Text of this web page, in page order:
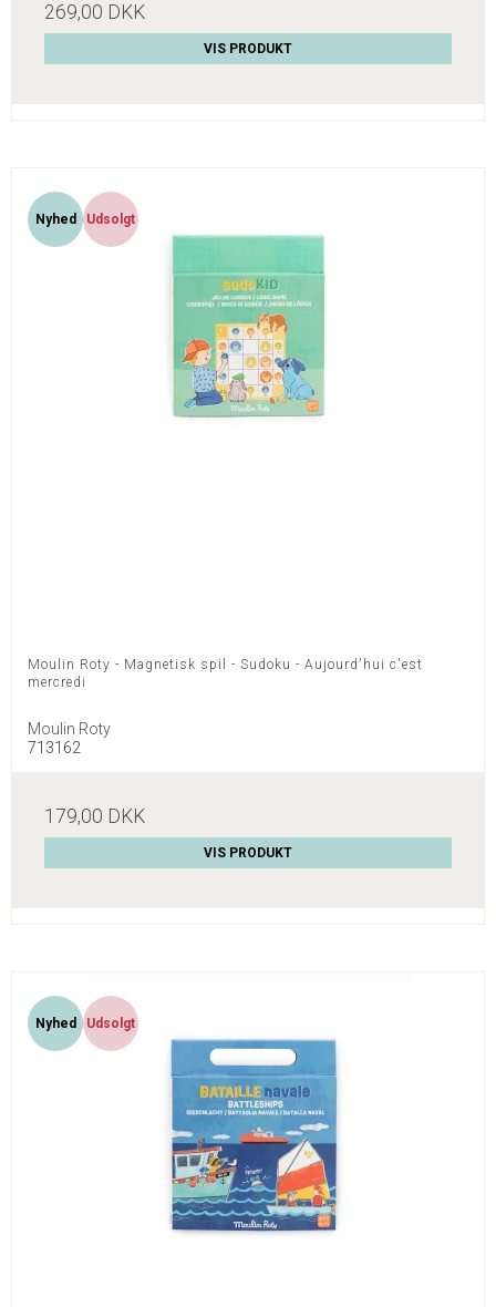
269,00 DKK
VIS PRODUKT
Nyhed Udsolgt
Moulin Roty - Magnetisk spil - Sudoku - Aujourd'hui c'est
mercredi
Moulin Roty
713162
179,00 DKK
VIS PRODUKT
Nyhed Udsolgt